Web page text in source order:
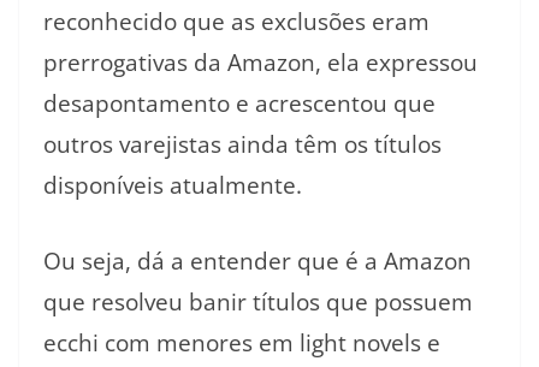
reconhecido que as exclusões eram
prerrogativas da Amazon, ela expressou
desapontamento e acrescentou que
outros varejistas ainda têm os títulos
disponíveis atualmente.
Ou seja, dá a entender que é a Amazon
que resolveu banir títulos que possuem
ecchi com menores em light novels e